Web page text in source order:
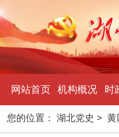
网站首页 机构概况 时
您的位置：湖北党史 >黄